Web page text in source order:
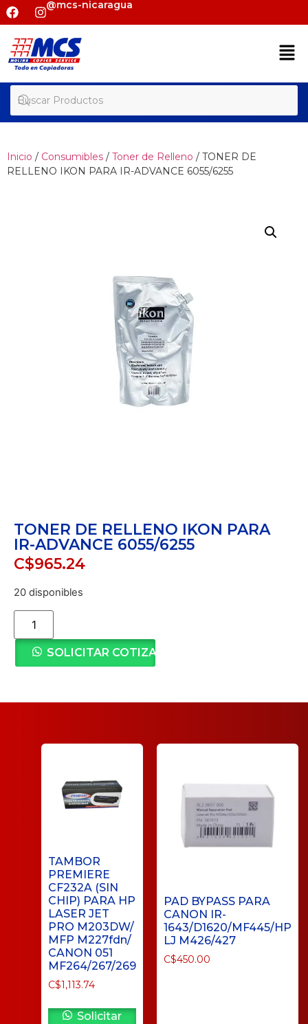
@mcs-nicaragua
Inicio / Consumibles / Toner de Relleno / TONER DE
RELLENO IKON PARA IR-ADVANCE 6055/6255
TONER DE RELLENO IKON PARA
IR-ADVANCE 6055/6255
C$965.24
20 disponibles
SOLICITAR COTIZACIÓN
TAMBOR
PREMIERE
CF232A (SIN
CHIP) PARA HP
LASER JET
PRO M203DW/
MFP M227fdn/
CANON 051
MF264/267/269
C$1,113.74
Solicitar
PAD BYPASS PARA
CANON IR-
1643/D1620/MF445/HP
LJ M426/427
C$450.00